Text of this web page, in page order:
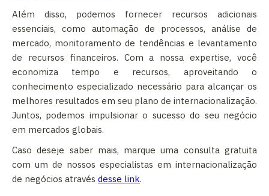
Além disso, podemos fornecer recursos adicionais
essenciais, como automação de processos, análise de
mercado, monitoramento de tendências e levantamento
de recursos financeiros. Com a nossa expertise, você
economiza tempo e recursos, aproveitando o
conhecimento especializado necessário para alcançar os
melhores resultados em seu plano de internacionalização.
Juntos, podemos impulsionar o sucesso do seu negócio
em mercados globais.
Caso deseje saber mais, marque uma consulta gratuita
com um de nossos especialistas em internacionalização
de negócios através desse link.